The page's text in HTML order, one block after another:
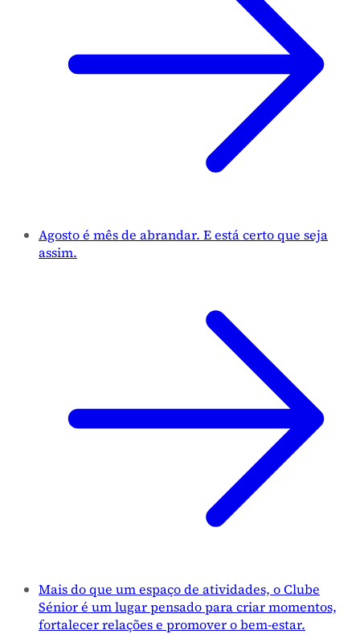
Agosto é mês de abrandar. E está certo que seja
assim.
Mais do que um espaço de atividades, o Clube
Sénior é um lugar pensado para criar momentos,
fortalecer relações e promover o bem-estar.